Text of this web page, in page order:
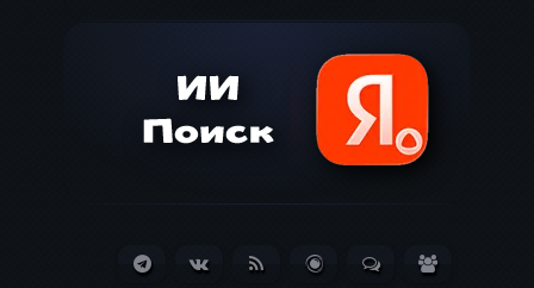
Telegram ВКонтактеRSS
Блог
Обсуждения